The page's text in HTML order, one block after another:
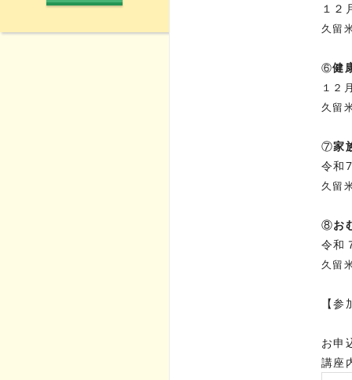
１２
久留
⑥健
１２
久留
⑦家
令和
久留
⑧お
令和
久留
【
お申
講座